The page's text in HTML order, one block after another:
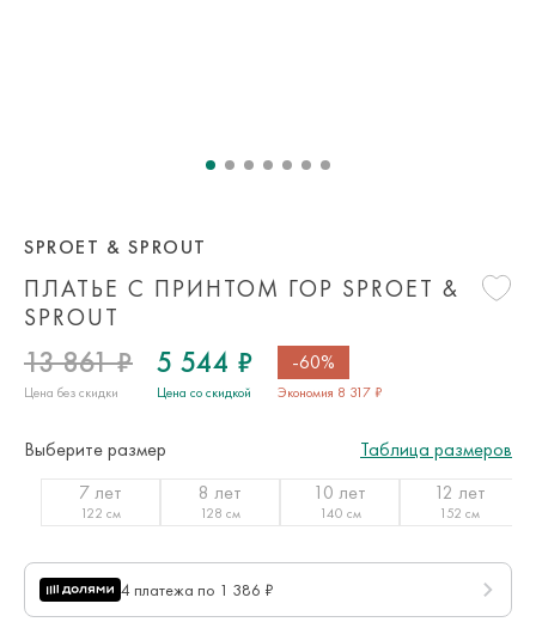
ПЛАТЬЕ С ПРИНТОМ ГОР SPROET &
SPROUT
SPROET & SPROUT
13 861 ₽
Цена без скидки
5 544 ₽
Цена со скидкой
-60%
Экономия 8 317 ₽
Выберите размер
Таблица размеров
7 лет
122 см
8 лет
128 см
10 лет
140 см
12 лет
152 см
4 платежа по 1 386 ₽